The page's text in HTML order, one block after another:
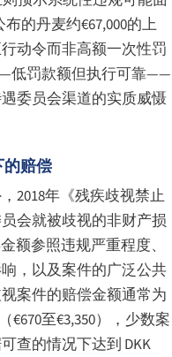
的丹麦约€67,000的上
动令而非高额一次性罚
低罚款额但执行可靠——
委员会渠道的实质威慑
赔偿
2018年《残疾歧视禁止
会就被歧视的非财产损
额参照违规严重程度、
，以及案件的广泛公共
案件的赔偿金额通常为
€670至€3,350），少数案
查的情况下达到 DKK